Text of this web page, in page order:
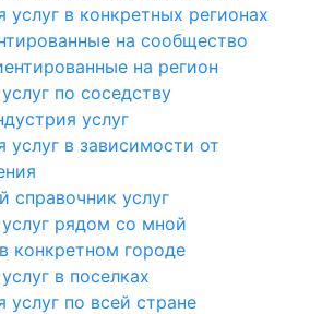
в конкретных регионах
на сообщество
на регион
по соседству
услуг
услуг в зависимости от
справочник услуг
рядом со мной
конкретном городе
в поселках
по всей стране